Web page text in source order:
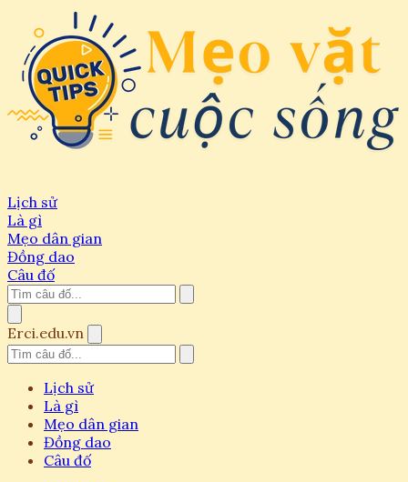
Lịch sử
Là gì
Mẹo dân gian
Đồng dao
Câu đố
Erci.edu.vn
Lịch sử
Là gì
Mẹo dân gian
Đồng dao
Câu đố